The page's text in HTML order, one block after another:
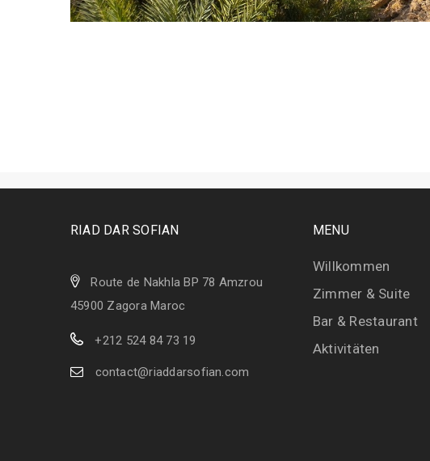
RIAD DAR SOFIAN
Route de Nakhla BP 78 Amzrou
45900 Zagora Maroc
+212 524 84 73 19
contact@riaddarsofian.com
MENU
Willkommen
Zimmer & Suite
Bar & Restaurant
Aktivitäten